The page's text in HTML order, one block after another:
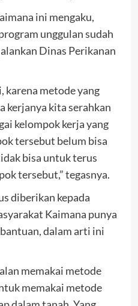
ini mengaku,
unggulan sudah
Dinas Perikanan
karena metode yang
kerjanya kita serahkan
kelompok kerja yang
tersebut belum bisa
bisa untuk terus
tersebut,” tegasnya.
diberikan kepada
Kaimana punya
dalam arti ini
memakai metode
memakai metode